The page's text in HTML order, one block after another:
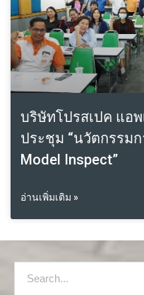
บริษัทโปรสเปค แอ
ประชุม “นวัตกรรม
Model Inspect”
อ่านเพิ่มเติม »